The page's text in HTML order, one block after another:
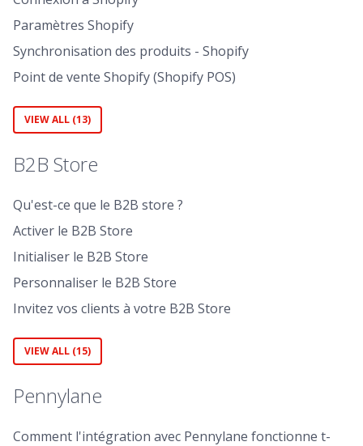
Paramètres Shopify
Synchronisation des produits - Shopify
Point de vente Shopify (Shopify POS)
VIEW ALL (13)
B2B Store
Qu'est-ce que le B2B store ?
Activer le B2B Store
Initialiser le B2B Store
Personnaliser le B2B Store
Invitez vos clients à votre B2B Store
VIEW ALL (15)
Pennylane
Comment l'intégration avec Pennylane fonctionne t-